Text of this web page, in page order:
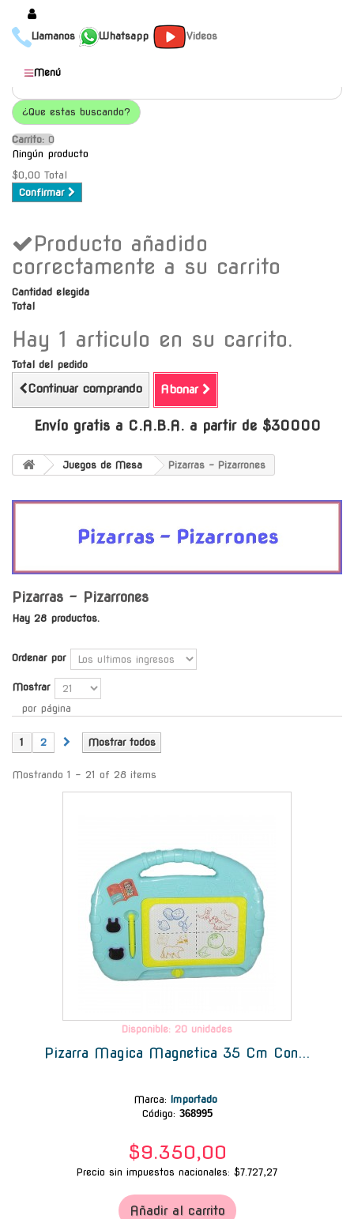
Llamanos Whatsapp Videos
Productos
Populares
Categorías
Marcas
Mayoristas
Contacto
Envío gratis a C.A.B.A. a
partir de $30000
Menú
¿Que estas buscando?
Carrito: O
Ningún producto
$0,00 Total
Confirmar
Producto añadido
correctamente a su carrito
Cantidad elegida
Total
Hay 1 articulo en su carrito.
Total del pedido
Continuar comprando Abonar
Envío gratis a C.A.B.A. a partir de $30000
Juegos de Mesa Pizarras - Pizarrones
Pizarras - Pizarrones
Hay 28 productos.
Ordenar por
Mostrar
por página
Mostrar todos
1 2
Mostrando 1 - 21 of 28 items
Disponible: 20 unidades
Pizarra Magica Magnetica 35 Cm Con...
Marca: Importado
Código: 368995
$9.350,00
Precio sin impuestos nacionales: $7.727,27
Añadir al carrito